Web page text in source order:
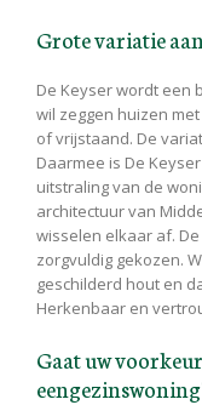
Grote variatie
De Keyser wordt een
wil zeggen huizen
of vrijstaand. De
Daarmee is De
uitstraling van de
architectuur van
wisselen elkaar af.
zorgvuldig gekozen.
geschilderd hout en
Herkenbaar en
Gaat uw